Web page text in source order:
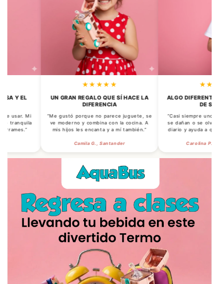
EL
Mi
★★★★★
UN GRAN REGALO QUE SÍ HACE LA
DIFERENCIA
“Me gustó porque no parece juguete, se
ve moderno y combina con la cocina. A
mis hijos les encanta y a mí también.”
Camila G., Santander
ALGO DIFERENTE A
DE
“Casi siempre uno
se dañan o se olvidan.
diario y ayuda a que
Carolina P. –